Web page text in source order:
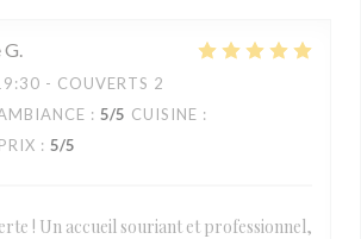
G
- COUVERTS 2
: 5/5 CUISINE :
: 5/5
! Un accueil souriant et professionnel,